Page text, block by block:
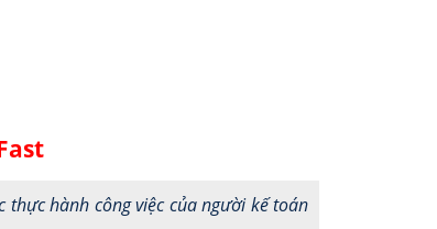
thực hành công việc của người kế toán